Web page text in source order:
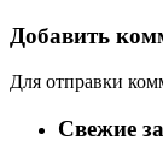
Добавить
Для отправки
Свежие